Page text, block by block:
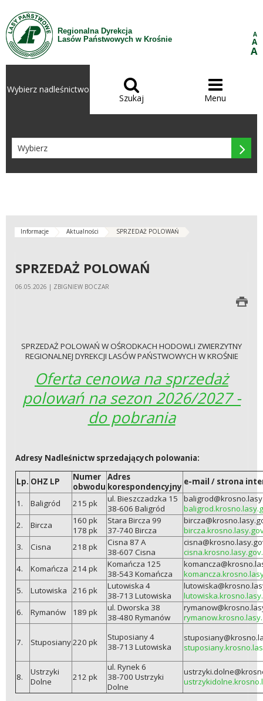
Przejdź do treści
Regionalna Dyrekcja
Lasów Państwowych w Krośnie
A
A
A
Wybierz nadleśnictwo 
Szukaj

Menu

Informacje Aktualności SPRZEDAŻ POLOWAŃ
SPRZEDAŻ POLOWAŃ
06.05.2026 | ZBIGNIEW BOCZAR
SPRZEDAŻ POLOWAŃ W OŚRODKACH HODOWLI ZWIERZYTNY
REGIONALNEJ DYREKCJI LASÓW PAŃSTWOWYCH W KROŚNIE
Oferta cenowa na sprzedaż
polowań na sezon 2026/2027 -
do pobrania
Adresy Nadleśnictw sprzedających polowania:
Lp. OHZ LP
Numer
obwodu
Adres
korespondencyjny e-mail / strona
1. Baligród 215 pk
ul. Bieszczadzka 15
38-606 Baligród
2.
Bircza
160 pk
178 pk
Stara Bircza 99
37-740 Bircza
3.
Cisna 218 pk
Cisna 87 A
38-607 Cisna
4.
Komańcza 214 pk
Komańcza 125
38-543 Komańcza
5.
Lutowiska 216 pk
Lutowiska 4
38-713 Lutowiska
6.
Rymanów 189 pk
ul. Dworska 38
38-480 Rymanów
7. Stuposiany220 pk
Stuposiany 4
38-713 Lutowiska
8.
Ustrzyki
Dolne
212 pk
ul. Rynek 6
38-700 Ustrzyki
Dolne